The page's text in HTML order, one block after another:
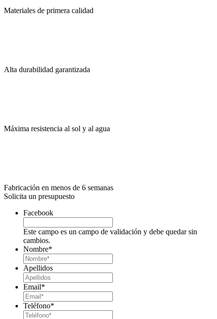
Materiales de primera calidad
Alta durabilidad garantizada
Máxima resistencia al sol y al agua
Fabricación en menos de 6 semanas
Solicita un presupuesto
Facebook
Este campo es un campo de validación y debe quedar sin
cambios.
Nombre*
Apellidos
Email*
Teléfono*